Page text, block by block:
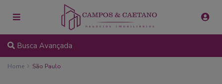
Busca Avançada
Home São Paulo